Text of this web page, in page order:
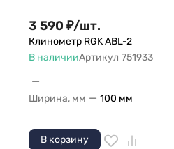
3 590 ₽/шт.
Клинометр RGK ABL-2
В наличииАртикул 751933
—
Ширина, мм — 100 мм
В корзину